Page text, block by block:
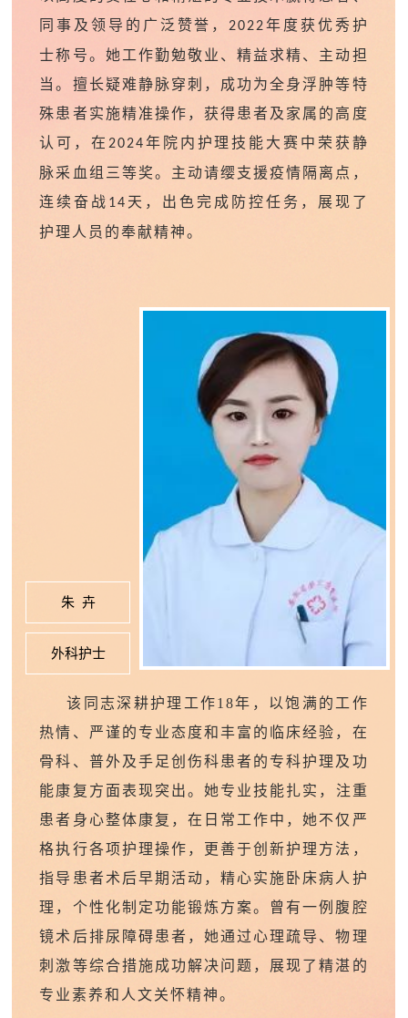
同事及领导的广泛赞誉， 2022年度获优秀护
士称号。她工作勤勉敬业、精益求精、主动担
当。擅长疑难静脉穿刺，成功为全身浮肿等特
殊患者实施精准操作，获得患者及家属的高度
认可，在 2024年院内护理技能大赛中荣获静
脉采血组三等奖。主动请缨支援疫情隔离点，
连续奋战 14 天，出色完成防控任务，展现了
护理人员的奉献精神。
朱 卉
外科护士
该同志深耕护理工作18年，以饱满的工作
热情、严谨的专业态度和丰富的临床经验，在
骨科、普外及手足创伤科患者的专科护理及功
能康复方面表现突出。她专业技能扎实，注重
患者身心整体康复 ， 在日常工作中，她不仅严
格执行各项护理操作，更善于创新护理方法 ，
指导患者术后早期活动，精心实施卧床病人护
理，个性化制定功能锻炼方案。曾有一例腹腔
镜术后排尿障碍患者，她通过心理疏导、物理
刺激等综合措施成功解决问题，展现了精湛的
专业素养和人文关怀精神。